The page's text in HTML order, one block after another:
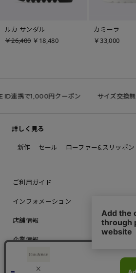
ルカ サンダル
￥26,400 ￥18,480
カミーラ
￥33,000
連携で1,000円クーポン サイズ交換無料
詳しく見る
新作 セール ローファー&スリッポン
ご利用ガイド
インフォメーション
店舗情報
企業情報